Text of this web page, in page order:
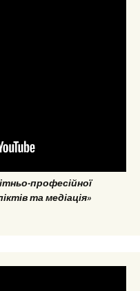
професійної
та медіація»